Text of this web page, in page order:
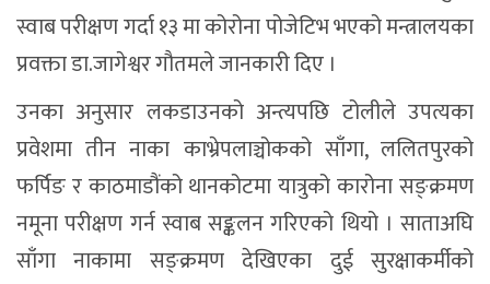
स्वाब परीक्षण गर्दा १३ मा कोरोना पोजेटिभ भएको मन्त्रालयका
प्रवक्ता डा.जागेश्वर गौतमले जानकारी दिए ।
उनका अनुसार लकडाउनको अन्त्यपछि टोलीले उपत्यका
प्रवेशमा तीन नाका काभ्रेपलाञ्चोकको साँगा, ललितपुरको
फर्पिङ र काठमाडौंको थानकोटमा यात्रुको कारोना सङ्क्रमण
नमूना परीक्षण गर्न स्वाब सङ्कलन गरिएको थियो । साताअघि
साँगा नाकामा सङ्क्रमण देखिएका दुई सुरक्षाकर्मीको